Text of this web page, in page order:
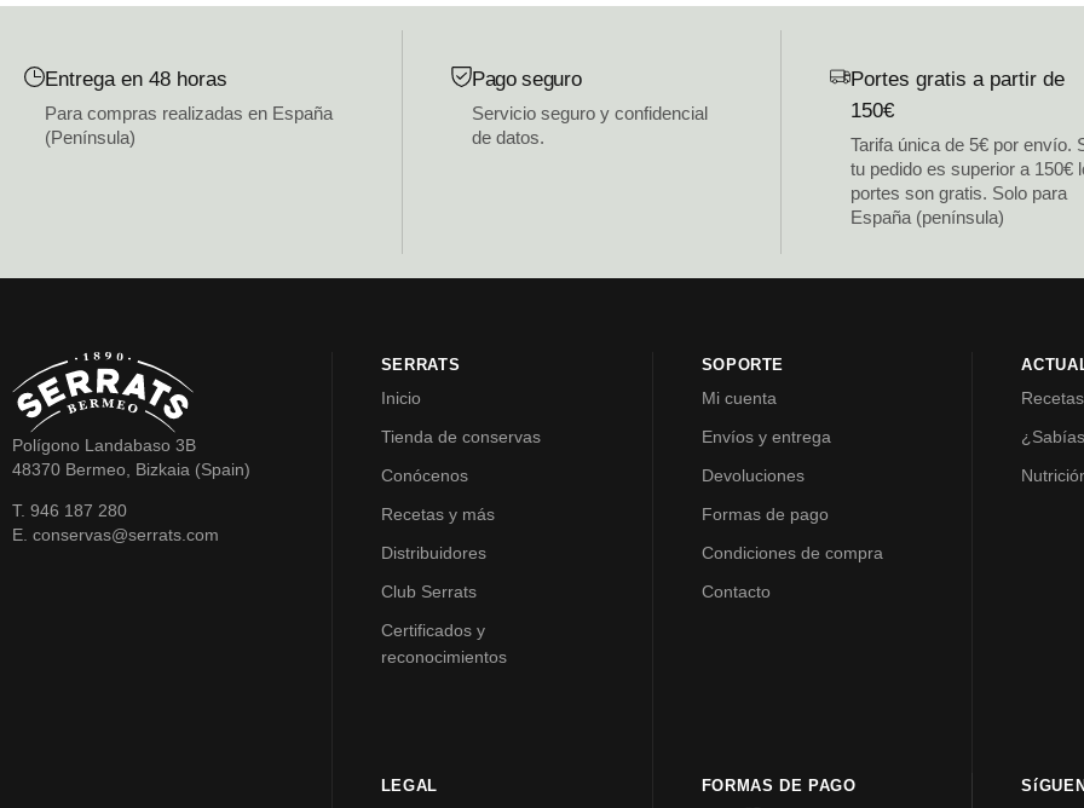
Entrega en 48 horas
Para compras realizadas en España
(Península)
Pago seguro
Servicio seguro y confidencial
de datos.
Portes gratis a partir de
150€
Tarifa única de 5€ por envío.
tu pedido es superior a 150€
portes son gratis. Solo para
España (península)
Polígono Landabaso 3B
48370 Bermeo, Bizkaia (Spain)
T. 946 187 280
E. conservas@serrats.com
SERRATS
Inicio
Tienda de conservas
Conócenos
Recetas y más
Distribuidores
Club Serrats
Certificados y
reconocimientos
SOPORTE
Mi cuenta
Envíos y entrega
Devoluciones
Formas de pago
Condiciones de compra
Contacto
Recetas
LEGAL FORMAS DE PAGO